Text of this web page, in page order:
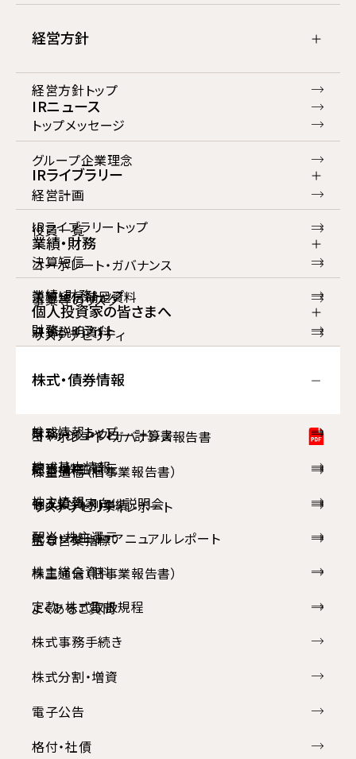
経営方針
経営方針トップ
トップメッセージ
グループ企業理念
経営計画
役員一覧
コーポレート・ガバナンス
事業等のリスク
サステナビリティ
IRポリシー
IRニュース
IRライブラリー
IRライブラリートップ
決算短信
決算短信補足資料
決算説明資料
コーポレート・ガバナンス報告書
株主通信（旧事業報告書）
サステナビリティレポート
業績・財務
業績・財務トップ
財務ハイライト
キャッシュ・フロー計算書
経営指標
セグメント別業績
主な営業指標
個人投資家の皆さまへ
財務ハイライト
配当・株主還元
個人投資家向け説明会
統合レポート・アニュアルレポート
株主通信（旧事業報告書）
よくあるご質問
株式・債券情報
株式情報トップ
株式基本情報
株主情報
配当・株主還元
株主総会資料
定款・株式取扱規程
株式事務手続き
株式分割・増資
電子公告
格付・社債